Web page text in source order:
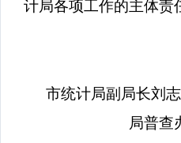
计局各项工作的主体责
市统计局副局长刘
局普查